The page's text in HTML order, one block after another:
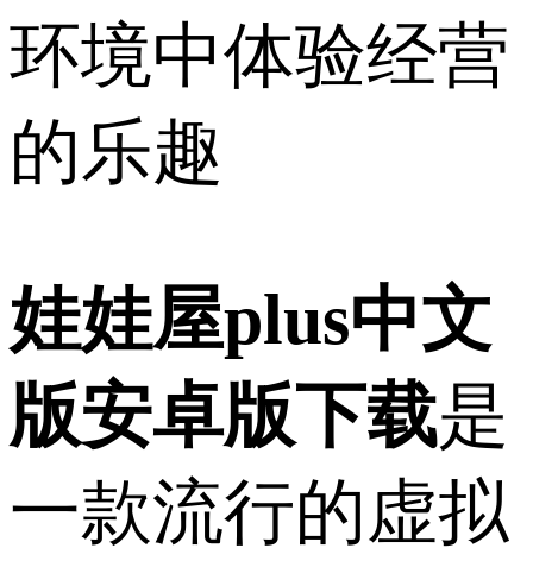
环境中体验经营
的乐趣
娃娃屋plus中文
版安卓版下载是
一款流行的虚拟